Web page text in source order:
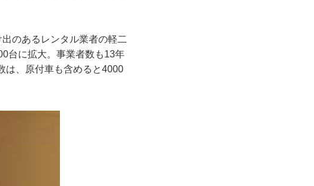
のあるレンタル業者の軽二
台に拡大。事業者数も13年
は、原付車も含めると4000